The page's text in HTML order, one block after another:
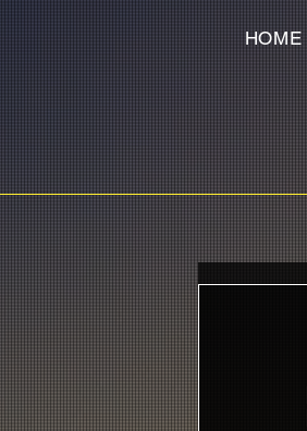
HOME